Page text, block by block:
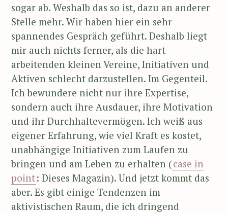
sogar ab. Weshalb das so ist, dazu an anderer
Stelle mehr. Wir haben hier ein sehr
spannendes Gespräch geführt. Deshalb liegt
mir auch nichts ferner, als die hart
arbeitenden kleinen Vereine, Initiativen und
Aktiven schlecht darzustellen. Im Gegenteil.
Ich bewundere nicht nur ihre Expertise,
sondern auch ihre Ausdauer, ihre Motivation
und ihr Durchhaltevermögen. Ich weiß aus
eigener Erfahrung, wie viel Kraft es kostet,
unabhängige Initiativen zum Laufen zu
bringen und am Leben zu erhalten (case in
point: Dieses Magazin). Und jetzt kommt das
aber. Es gibt einige Tendenzen im
aktivistischen Raum, die ich dringend